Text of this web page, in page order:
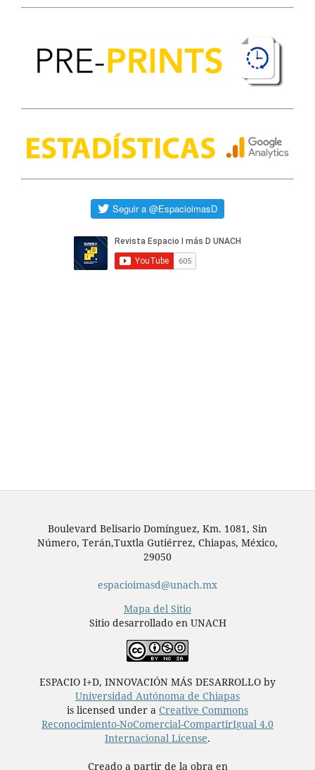
Boulevard Belisario Domínguez, Km. 1081, Sin
Número, Terán,Tuxtla Gutiérrez, Chiapas, México,
29050
espacioimasd@unach.mx
Mapa del Sitio
Sitio desarrollado en UNACH
ESPACIO I+D, INNOVACIÓN MÁS DESARROLLO by
Universidad Autónoma de Chiapas
is licensed under a Creative Commons
Reconocimiento-NoComercial-CompartirIgual 4.0
Internacional License.
Creado a partir de la obra en